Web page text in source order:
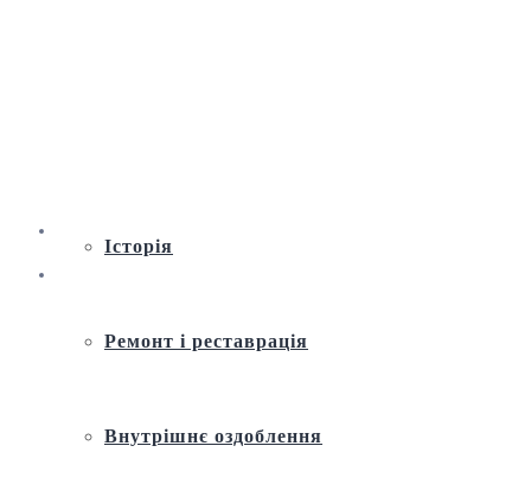
Історія
Ремонт і реставрація
Внутрішнє оздоблення